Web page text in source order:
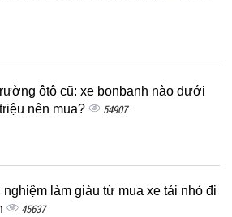
ôtô cũ: xe bonbanh nào dưới
nên mua?
54907
nghiệm làm giàu từ mua xe tải nhỏ đi
45637